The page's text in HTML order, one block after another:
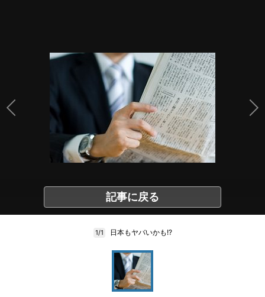
記事に戻る
1/1 日本もヤバいかも!?